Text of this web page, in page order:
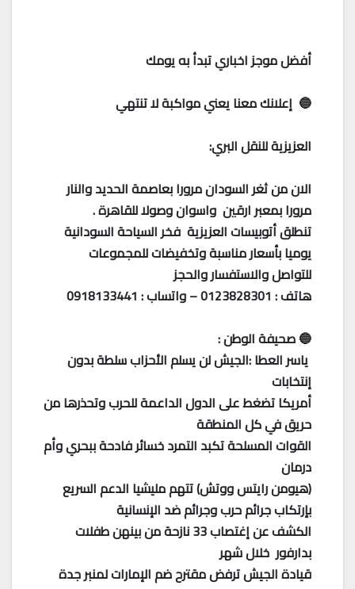
أفضل موجز اخباري تبدأ به يومك
🔵 إعلانك معنا يعني مواكبة لا تنتهي
العزيزية للنقل البري:
الان من ثغر السودان مرورا بعاصمة الحديد والنار
مرورا بمعبر ارقين واسوان وصولا للقاهرة .
تنطلق أتوبيسات العزيزية فخر السياحة السودانية
يوميا بأسعار مناسبة وتخفيضات للمجموعات
للتواصل والاستفسار والحجز
هاتف : 0123828301 – واتساب : 0918133441
🔵 صحيفة الوطن :
ياسر العطا :الجيش لن يسلم الأحزاب سلطة بدون
إنتخابات
أمريكا تضغط على الدول الداعمة للحرب وتحذرها من
حريق في كل المنطقة
القوات المسلحة تكبد التمرد خسائر فادحة ببحري وأم
درمان
(هيومن رايتس ووتش) تتهم مليشيا الدعم السريع
بإرتكاب جرائم حرب وجرائم ضد الإنسانية
الكشف عن إغتصاب 33 نازحة من بينهن طفلات
بدارفور خلال شهر
قيادة الجيش ترفض مقترح ضم الإمارات لمنبر جدة